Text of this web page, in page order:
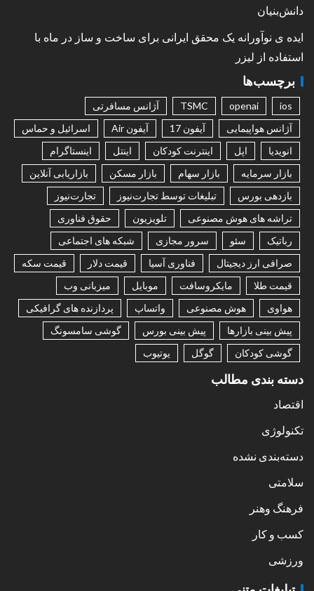
دانش‌بنیان
ایده ی نوآورانه یک محقق ایرانی برای ساخت و ساز در ماه با
استفاده از لیزر
برچسب‌ها
ios
openai
TSMC
آژانس مسافرتی
آژانس هواپیمایی
آیفون 17 آیفون Air
اسرائیل و حماس
انویدیا
اپل اینترنت کودکان اینتل
اینستاگرام
بازار سرمایه
بازار سهام بازار مسکن
بازاریابی آنلاین
بازدهی بورس
تبلیغات توسط تجارت‌نیوز
تجارت‌نیوز
تراشه های هوش مصنوعی
تلویزیون
حقوق فناوری
رباتیک
سئو سرور مجازی
شبکه های اجتماعی
صرافی ارز دیجیتال
فناوری آسیا قیمت دلار
قیمت سکه
قیمت طلا
مایکروسافت موبایل
میزبانی وب
هواوی
هوش مصنوعی واتساپ
پردازنده های گرافیکی
پیش بینی بازارها
پیش بینی بورس
گوشی سامسونگ
گوشی کودکان
گوگل یوتیوب
دسته بندی مطالب
اقتصاد
تکنولوژی
دسته‌بندی نشده
سلامتی
فرهنگ وهنر
کسب و کار
ورزشی